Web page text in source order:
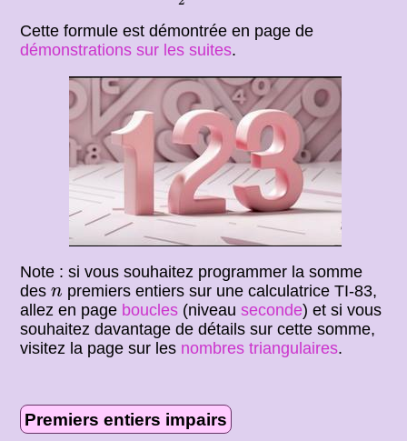
Cette formule est démontrée en page de
démonstrations sur les suites.
Note : si vous souhaitez programmer la somme
desn
n premiers entiers sur une calculatrice TI-83,
allez en page boucles (niveauseconde) et si vous
souhaitez davantage de détails sur cette somme,
visitez la page sur les nombres triangulaires.
Premiers entiers impairs